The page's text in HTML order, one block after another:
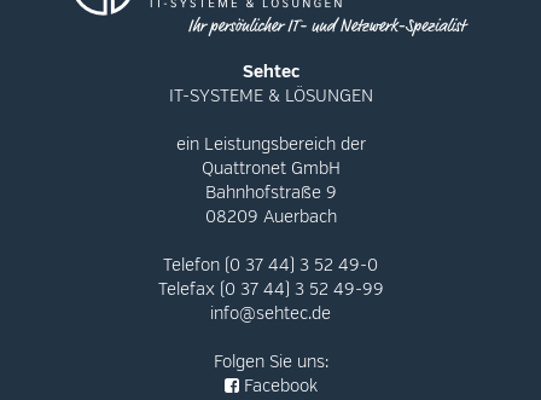
Sehtec
IT-SYSTEME & LÖSUNGEN
ein Leistungsbereich der
Quattronet GmbH
Bahnhofstraße 9
08209 Auerbach
Telefon (0 37 44) 3 52 49-0
Telefax (0 37 44) 3 52 49-99
info@sehtec.de
Folgen Sie uns:
Facebook